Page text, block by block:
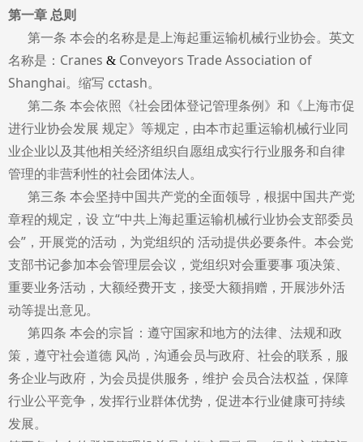
第一章 总则
第一条 本会的名称是是上海起重运输机械行业协会。英文
名称是：Cranes & Conveyors Trade Association of
Shanghai。缩写 cctash。
第二条 本会依照《社会团体登记管理条例》和《上海市促
进行业协会发展 规定》等规定，由本市起重运输机械行业同
业企业以及其他相关经济组织自愿组成实行行业服务和自律
管理的非营利性的社会团体法人。
第三条 本会坚持中国共产党的全面领导，根据中国共产党
章程的规定，设 立“中共上海起重运输机械行业协会支部委员
会”，开展党的活动，为党组织的 活动提供必要条件。本会党
支部书记参加本会管理层会议，党组织对会重要事 项决策、
重要业务活动，大额经费开支，接受大额捐赠，开展涉外活
动等提出意见。
第四条 本会的宗旨：遵守国家和地方的法律、法规和政
策，遵守社会道德 风尚，沟通会员与政府、社会的联系，服
务企业与政府，为会员提供服务，维护 会员合法权益，保障
行业公平竞争，发挥行业群体优势，促进本行业健康可持续
发展。